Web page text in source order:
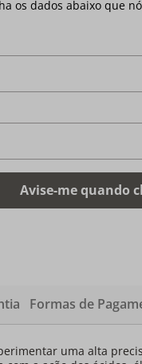
Formas de
uma alta